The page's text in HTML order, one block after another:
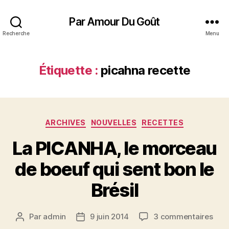
Recherche
Par Amour Du Goût
Menu
Étiquette : picahna recette
Catégories
ARCHIVES NOUVELLES RECETTES
La PICANHA, le morceau
de boeuf qui sent bon le
Brésil
Auteur
Par admin
Date9 juin 2014 3 commentairessur